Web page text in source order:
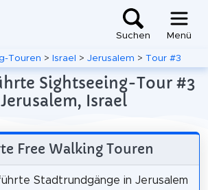
Suchen Menü
Touren > Israel > Jerusalem > Tour #3
Sightseeing-Tour #3
Israel
Free Walking Touren
Stadtrundgänge in Jerusalem